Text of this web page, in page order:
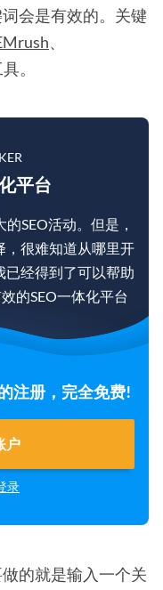
会是有效的。关键
、
。
平台
SEO活动。但是，
，很难知道从哪里开
经得到了可以帮助
的SEO一体化平台
注册，完全免费!
户
录
的就是输入一个关